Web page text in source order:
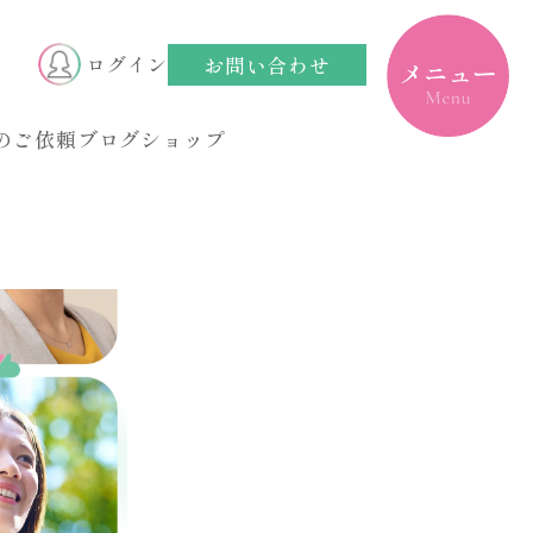
ログイン お問い合わせ
ご依頼 ブログショップ
toggle
navigation